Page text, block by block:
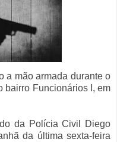
a mão armada durante o
bairro Funcionários I, em
da Polícia Civil Diego
da última sexta-feira